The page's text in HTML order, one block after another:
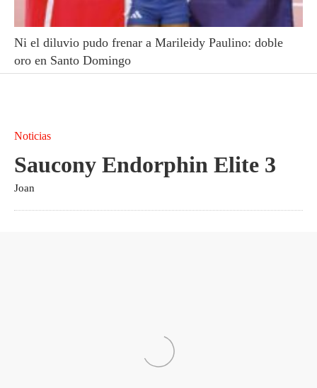
Ni el diluvio pudo frenar a Marileidy Paulino: doble
oro en Santo Domingo